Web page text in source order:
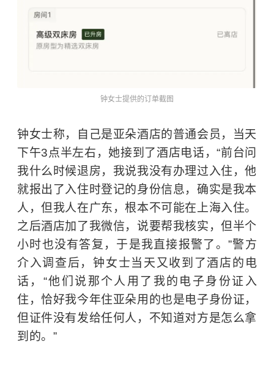
钟女士提供的订单截图
钟女士称，自己是亚朵酒店的普通会员，当天
下午3点半左右，她接到了酒店电话，“前台问
我什么时候退房，我说我没有办理过入住，他
就报出了入住时登记的身份信息，确实是我本
人，但我人在广东，根本不可能在上海入住。
之后酒店加了我微信，说要帮我核实，但半个
小时也没有答复，于是我直接报警了。”警方
介入调查后，钟女士当天又收到了酒店的电
话，“他们说那个人用了我的 电子身份证 入
住，恰好我今年住亚朵用的也是电子身份证，
但证件没有发给任何人，不知道对方是怎么拿
到的。”